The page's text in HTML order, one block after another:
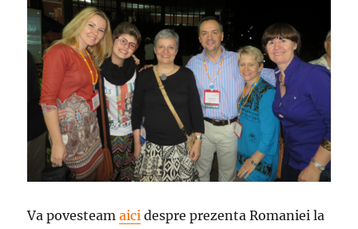
Va povesteamaici despre prezenta Romaniei la